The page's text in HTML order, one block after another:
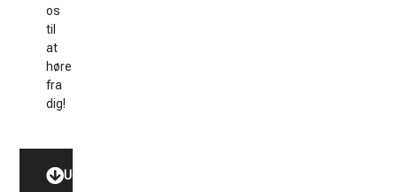
os
til
at
høre
fra
dig!
Udstyr